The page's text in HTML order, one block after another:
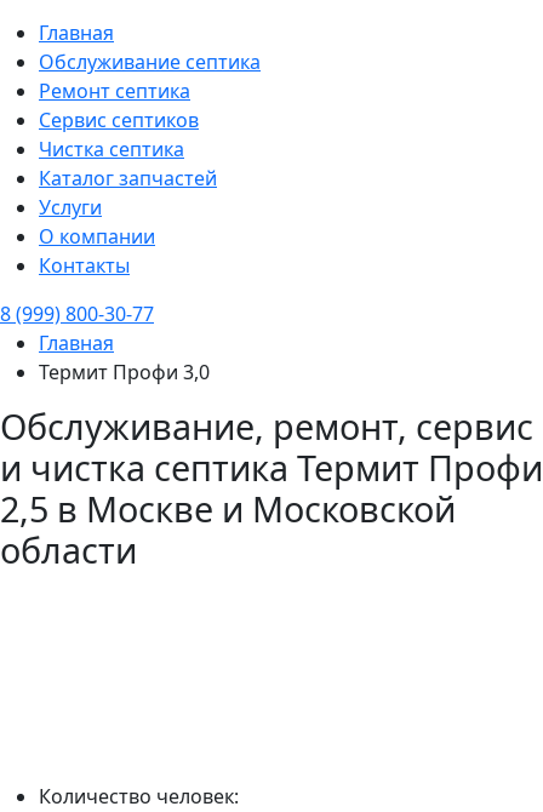
Главная
Обслуживание септика
Ремонт септика
Сервис септиков
Чистка септика
Каталог запчастей
Услуги
О компании
Контакты
8 (999) 800-30-77
Главная
Термит Профи 3,0
Обслуживание, ремонт, сервис
и чистка септика Термит Профи
2,5 в Москве и Московской
области
Количество человек: